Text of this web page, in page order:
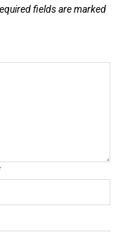
fields are marked